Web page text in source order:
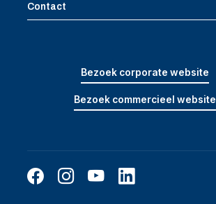
Contact
Bezoek corporate website
Bezoek commercieel website